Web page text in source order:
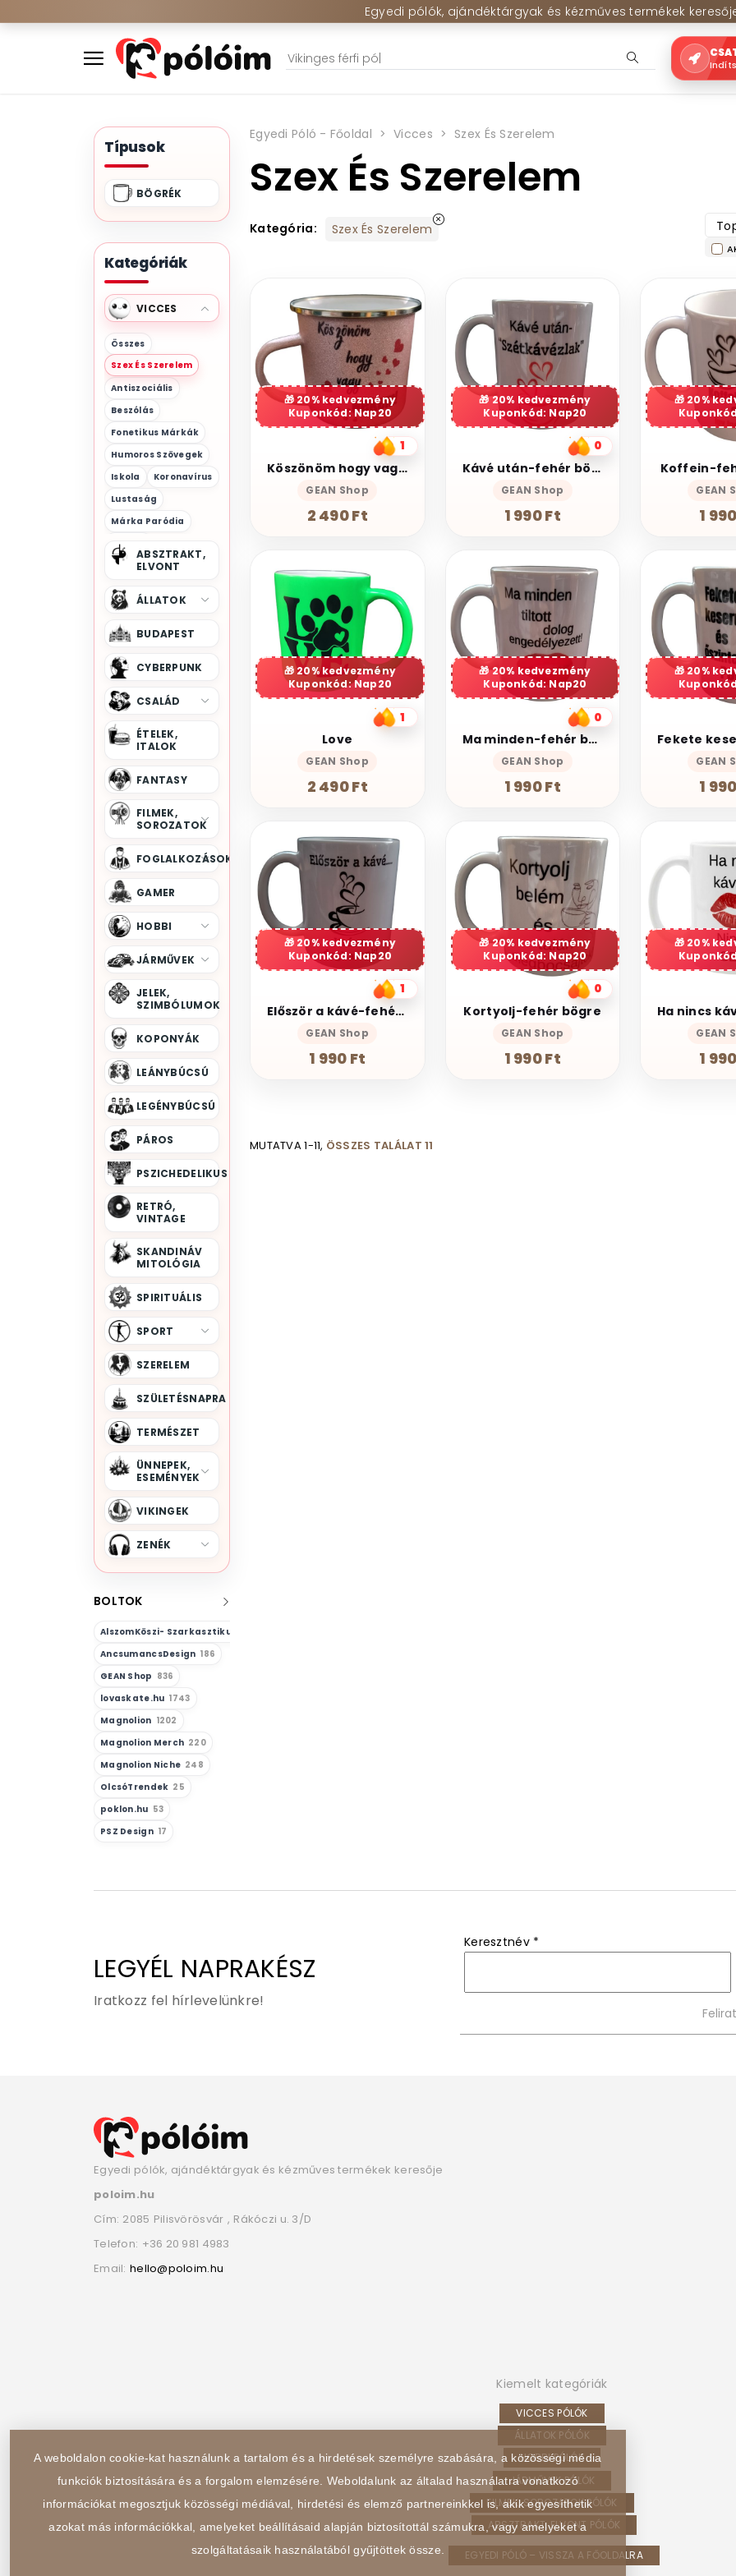
Egyedi pólók, ajándéktárgyak és kézműves termékek
Típusok
BÖGRÉK
Kategóriák
VICCES
Összes
Szex És Szerelem
Antiszociális
Beszólás
Fonetikus Márkák
Humoros Szövegek
Iskola
Koronavírus
Lustaság
Márka Paródia
Mémek
Motivációs
Munkahelyi
Péntek
Szarkazmus
Szólás-Mondás
Vicces Szöveg
ABSZTRAKT,
ELVONT
ÁLLATOK
BUDAPEST
CYBERPUNK
CSALÁD
ÉTELEK,
ITALOK
FANTASY
FILMEK,
SOROZATOK
FOGLALKOZÁSOK
GAMER
HOBBI
JÁRMŰVEK
JELEK,
SZIMBÓLUMOK
KOPONYÁK
LEÁNYBÚCSÚ
LEGÉNYBÚCSÚ
PÁROS
PSZICHEDELIKUS
RETRÓ,
VINTAGE
SKANDINÁV
MITOLÓGIA
SPIRITUÁLIS
SPORT
SZERELEM
SZÜLETÉSNAPRA
TERMÉSZET
ÜNNEPEK,
ESEMÉNYEK
VIKINGEK
ZENÉK
BOLTOK
AlszomKöszi- Szarkasztikus-Vicces-Önazonos
AncsumancsDesign 186
GEAN Shop 836
lovaskate.hu 1743
Magnolion 1202
Magnolion Merch 220
Magnolion Niche 248
OlcsóTrendek 25
poklon.hu 53
PSZ Design 17
Egyedi Póló - Főoldal Vicces Szex És Szerelem
Szex És Szerelem
Kategória: Szex És Szerelem
20% kedvezmény
Kuponkód: Nap20
1
Köszönöm hogy vagy nekem
GEAN Shop
2 490 Ft
20% kedvezmény
Kuponkód: Nap20
0
Kávé után-fehér bögre
GEAN Shop
1 990 Ft
20%
Koffein-
GEAN
1
20% kedvezmény
Kuponkód: Nap20
1
Love
GEAN Shop
2 490 Ft
20% kedvezmény
Kuponkód: Nap20
0
Ma minden-fehér bögre
GEAN Shop
1 990 Ft
20%
GEAN
1
20% kedvezmény
Kuponkód: Nap20
1
Először a kávé-fehér bögre
GEAN Shop
1 990 Ft
20% kedvezmény
Kuponkód: Nap20
0
Kortyolj-fehér bögre
GEAN Shop
1 990 Ft
20%
GEAN
1
MUTATVA 1-11, ÖSSZES TALÁLAT 11
LEGYÉL NAPRAKÉSZ
Iratkozz fel hírlevelünkre!
Keresztnév *
Egyedi pólók, ajándéktárgyak és kézműves termékek keresője
poloim.hu
Cím: 2085 Pilisvörösvár , Rákóczi u. 3/D
Telefon: +36 20 981 4983
Email: hello@poloim.hu
Kiemelt kategóriák
VICCES PÓLÓK
ÁLLATOK PÓLÓK
HOBBI PÓLÓK
JÁRMŰVEK PÓLÓK
FILMEK, SOROZATOK PÓLÓK
ABSZTRAKT, ELVONT PÓLÓK
EGYEDI PÓLÓ – VISSZA A FŐOLDALRA
A weboldalon cookie-kat használunk a tartalom és a hirdetések személyre szabására, a közösségi média
funkciók biztosítására és a forgalom elemzésére. Weboldalunk az általad használatra vonatkozó
információkat megosztjuk közösségi médiával, hirdetési és elemző partnereinkkel is, akik egyesíthetik
azokat más információkkal, amelyeket beállításaid alapján biztosítottál számukra, vagy amelyeket a
szolgáltatásaik használatából gyűjtöttek össze.